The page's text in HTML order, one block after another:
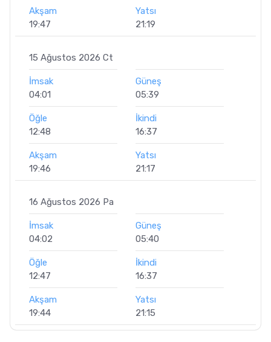
Akşam
19:47
Yatsı
21:19
15 Ağustos 2026 Ct
İmsak
04:01
Güneş
05:39
Öğle
12:48
İkindi
16:37
Akşam
19:46
Yatsı
21:17
16 Ağustos 2026 Pa
İmsak
04:02
Güneş
05:40
Öğle
12:47
İkindi
16:37
Akşam
19:44
Yatsı
21:15